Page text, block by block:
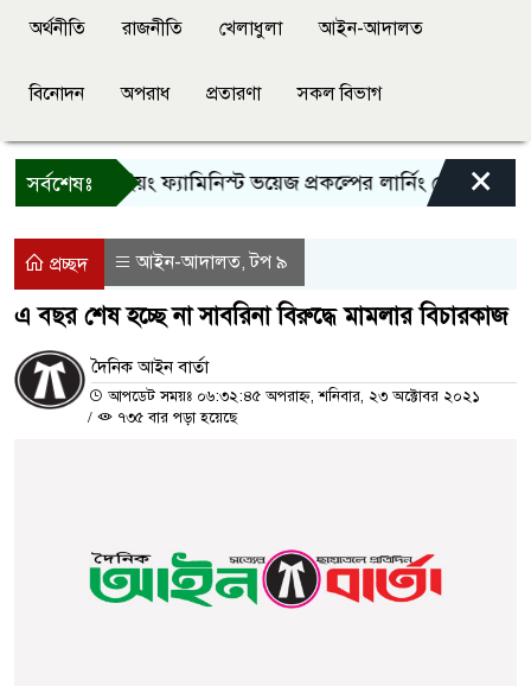
অর্থনীতি রাজনীতি খেলাধুলা আইন-আদালত
বিনোদন অপরাধ প্রতারণা সকল বিভাগ
সর্বশেষঃ
বান্দরবানে ইয়ং ফ্যামিনিস্ট ভয়েজ প্রকল্পের লার্নিং শেয়ারিং×
প্রচ্ছদ আইন-আদালত,টপ ৯
এ বছর শেষ হচ্ছে না সাবরিনা বিরুদ্ধে মামলার বিচারকাজ
দৈনিক আইন বার্তা
আপডেট সময়ঃ ০৬:৩২:৪৫ অপরাহ্ন, শনিবার, ২৩ অক্টোবর ২০২১
/
৭৩৫ বার পড়া হয়েছে